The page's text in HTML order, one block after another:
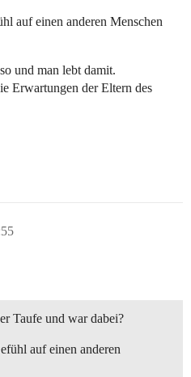
auf einen anderen Menschen
und man lebt damit.
Erwartungen der Eltern des
Taufe und war dabei?
auf einen anderen